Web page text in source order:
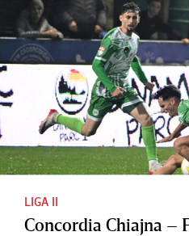
LIGA II
Concordia Chiajna –